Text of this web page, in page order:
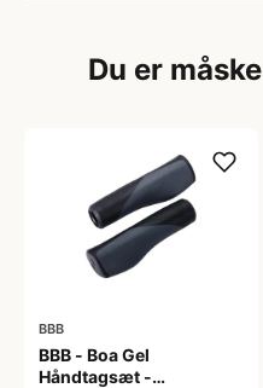
Du er
BBB
BBB - Boa Gel
Håndtagsæt -